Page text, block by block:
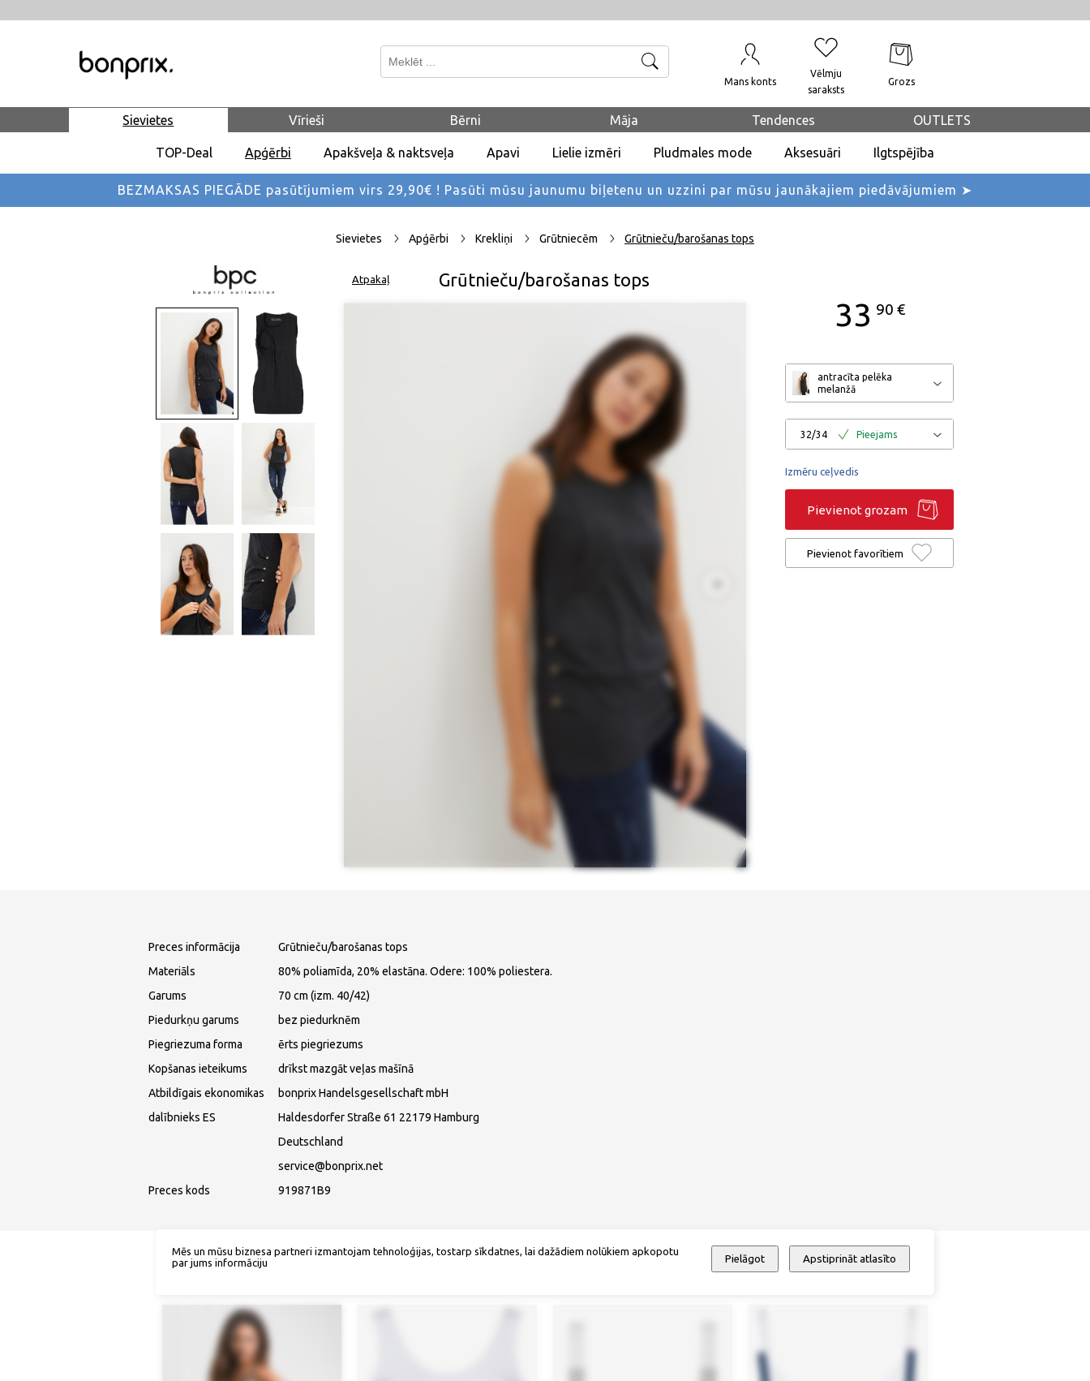
Meklēt
Mans konts
Vēlmju
saraksts
Grozs
Sievietes
TOP-Deal Apģērbi Apakšveļa & naktsveļa Apavi Lielie izmēri Pludmales mode Aksesuāri Ilgtspējība
Vīrieši Bērni Māja Tendences OUTLETS
BEZMAKSAS PIEGĀDE pasūtījumiem virs 29,90€ ! Pasūti mūsu jaunumu biļetenu un uzzini par mūsu jaunākajiem piedāvājumiem ➤
Sievietes Apģērbi Krekliņi Grūtniecēm Grūtnieču/barošanas tops
Atpakaļ Grūtnieču/barošanas tops
33 90 €
antracīta pelēka
melanžā
32/34 Pieejams
Izmēru ceļvedis
Pievienot grozam
Pievienot favorītiem
Preces informācija
Grūtnieču/barošanas tops
Materiāls
80% poliamīda, 20% elastāna. Odere: 100% poliestera.
Garums
70 cm (izm. 40/42)
Piedurkņu garums
bez piedurknēm
Piegriezuma forma
ērts piegriezums
Kopšanas ieteikums
drīkst mazgāt veļas mašīnā
Atbildīgais ekonomikas
dalībnieks ES
bonprix Handelsgesellschaft mbH
Haldesdorfer Straße 61 22179 Hamburg
Deutschland
service@bonprix.net
Preces kods
919871B9
Mēs un mūsu biznesa partneri izmantojam tehnoloģijas, tostarp sīkdatnes, lai dažādiem nolūkiem apkopotu
par jums informāciju
Pielāgot Apstiprināt atlasīto